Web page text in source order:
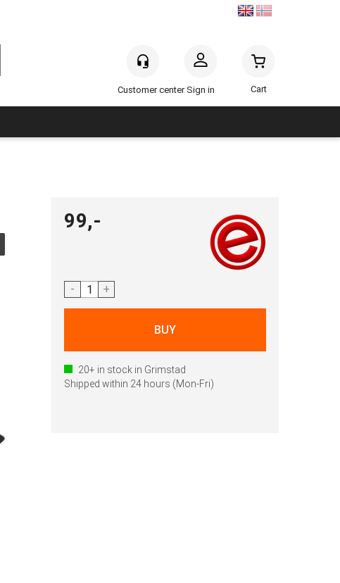
Sign in
99,-
- +
20+ in stock in Grimstad
Shipped within 24 hours (Mon-Fri)